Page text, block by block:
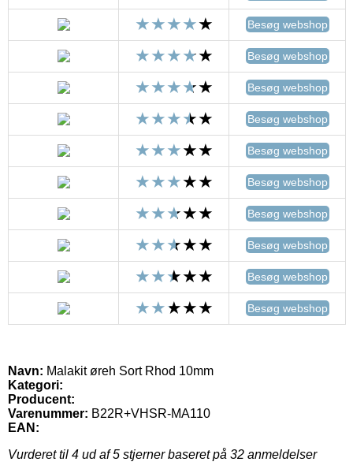
Besøg webshop
Besøg webshop
Besøg webshop
Besøg webshop
Besøg webshop
Besøg webshop
Besøg webshop
Besøg webshop
Besøg webshop
Besøg webshop
Navn: Malakit øreh Sort Rhod 10mm
Kategori:
Producent:
Varenummer: B22R+VHSR-MA110
EAN:
Vurderet til 4 ud af 5 stjerner baseret på 32 anmeldelser